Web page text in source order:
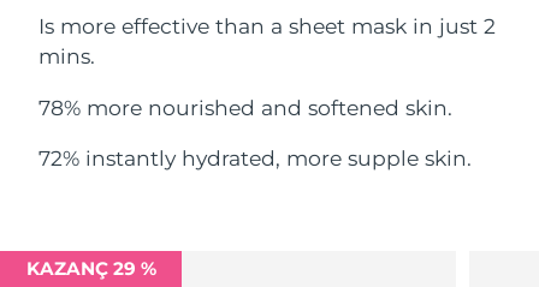
Is more effective than a sheet mask in just 2
mins.
78% more nourished and softened skin.
72% instantly hydrated, more supple skin.
KAZANÇ 29 %
Reunion
Romanya Tahmini teslim tarihi8/12/26
Rusya Tahmini teslim tarihi8/20/26
Singapur